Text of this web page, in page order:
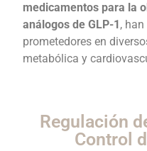
medicamentos para la
análogos de GLP-1,
prometedores en
metabólica y
Regulación
Control